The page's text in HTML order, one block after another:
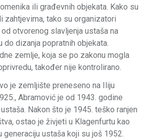
ili građevnih objekata. Kako su
zahtjevima, tako su organizatori
otvorenog slavljenja ustaša na
dizanja popratnih objekata.
zemlje, koja se po zakonu mogla
također nije kontrolirano.
je zemljište preneseno na Iliju
Abramović je od 1943. godine
Nakon što je 1945. teško ranjen
ostao je živjeti u Klagenfurtu kao
generaciju ustaša koji su još 1952.